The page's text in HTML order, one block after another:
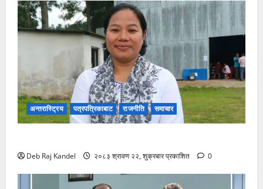
अन्तरास्ट्रिय पत्रपत्रिकाबाट राजनीति समाचार
Deb Raj Kandel २०८३ श्रावण २२, शुक्रबार प्रकाशित 0